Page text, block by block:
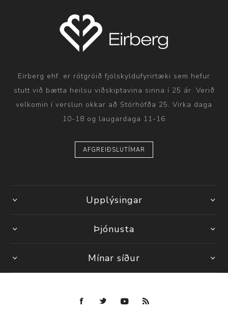
Eirberg ehf. er rótgróið fjölskyldufyrirtæki sem hefur
stutt við bætta heilsu viðskiptavina sinna í 25 ár. Verið
velkomin í verslun okkar að Stórhöfða 25. Virka daga
10-18 og laugardaga 11-16
AFGREIÐSLUTÍMAR
Upplýsingar
Þjónusta
Mínar síður